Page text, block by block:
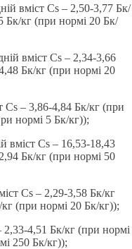
вміст Cs – 2,50-3,77 Бк/
Бк/кг (при нормі 20 Бк/
вміст Cs – 2,34-3,66
Бк/кг (при нормі 20
Cs – 3,86-4,84 Бк/кг (при
нормі 5 Бк/кг));
вміст Cs – 16,53-18,43
Бк/кг (при нормі 50
Cs – 2,29-3,58 Бк/кг
(при нормі 20 Бк/кг));
2,33-4,51 Бк/кг (при нормі
250 Бк/кг));